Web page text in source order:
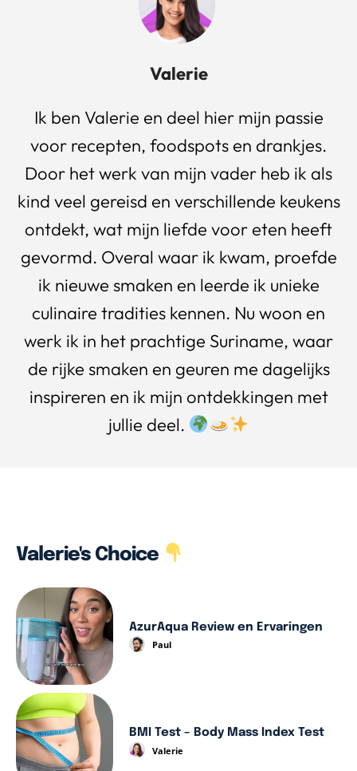
Valerie
Ik ben Valerie en deel hier mijn passie
voor recepten, foodspots en drankjes.
Door het werk van mijn vader heb ik als
kind veel gereisd en verschillende keukens
ontdekt, wat mijn liefde voor eten heeft
gevormd. Overal waar ik kwam, proefde
ik nieuwe smaken en leerde ik unieke
culinaire tradities kennen. Nu woon en
werk ik in het prachtige Suriname, waar
de rijke smaken en geuren me dagelijks
inspireren en ik mijn ontdekkingen met
jullie deel.
Valerie's Choice
AzurAqua Review en Ervaringen
Paul
BMI Test – Body Mass Index Test
Valerie